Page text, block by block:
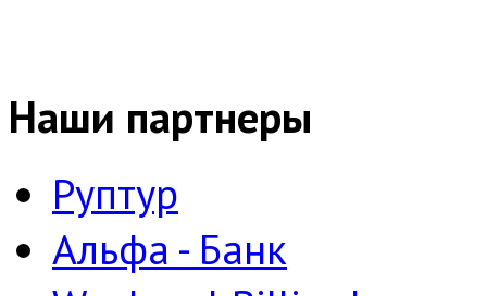
Наши партнеры
Руптур
Альфа - Банк